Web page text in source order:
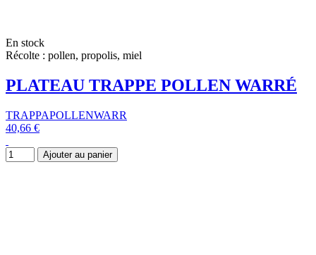
En stock
Récolte : pollen, propolis, miel
PLATEAU TRAPPE POLLEN WARRÉ
TRAPPAPOLLENWARR
40,66 €
Ajouter au panier